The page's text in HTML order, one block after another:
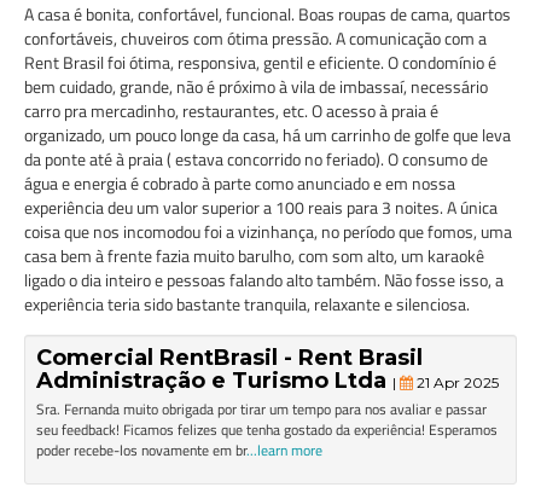
A casa é bonita, confortável, funcional. Boas roupas de cama, quartos
confortáveis, chuveiros com ótima pressão. A comunicação com a
Rent Brasil foi ótima, responsiva, gentil e eficiente. O condomínio é
bem cuidado, grande, não é próximo à vila de imbassaí, necessário
carro pra mercadinho, restaurantes, etc. O acesso à praia é
organizado, um pouco longe da casa, há um carrinho de golfe que leva
da ponte até à praia ( estava concorrido no feriado). O consumo de
água e energia é cobrado à parte como anunciado e em nossa
experiência deu um valor superior a 100 reais para 3 noites. A única
coisa que nos incomodou foi a vizinhança, no período que fomos, uma
casa bem à frente fazia muito barulho, com som alto, um karaokê
ligado o dia inteiro e pessoas falando alto também. Não fosse isso, a
experiência teria sido bastante tranquila, relaxante e silenciosa.
Comercial RentBrasil - Rent Brasil
Administração e Turismo Ltda | 21 Apr 2025
Sra. Fernanda muito obrigada por tirar um tempo para nos avaliar e passar
seu feedback! Ficamos felizes que tenha gostado da experiência! Esperamos
poder recebe-los novamente em br...learn more